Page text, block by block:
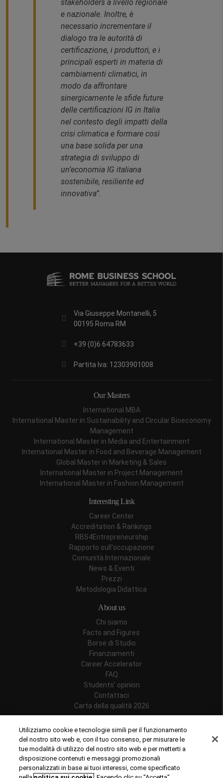
stakeholders a livello regionale
e nazionale. Inoltre, è
necessario incrementare il
dialogo tra le autorità di
certificazione, i produttori, e i
principali esperti in materia di
cambiamenti climatici, in
modo da affrontare
sinergicamente le sfide future
delle certificazioni IG in Italia
nel contesto degli impatti della
crisi climatica e formare così
una base solida per una
strategia di sviluppo di
un’economia IG italiana
sostenibile, resiliente ed
innovativa”.
Via Giuseppe Montanelli, 5
00195 Roma RM
+39 (0)6 64783633
Partita Iva: 12303901008
Our Masters
International MBA
International Master in Sustainability and Circular Bioeconomy
Management
International Master in Media and Entertainment
International Master in Food and Beverage Management
Global Master in Marketing & Sales
International Master in Project Management
International Master in Fashion Management
Interesting Link
Career Center
Accreditation & Rankings
RBS4Entrepreneurship
Rapporto sull'occupazione
Comunità Internazionale
News & Eventi
Prezzi
Metodologia Didattica
About us
Chi siamo
Facts and Figures
Borse di Studio
Finanziamenti
Career Accelerator
FAQ
Students' opinion
Contattaci
Carta della qualità 2026
Riconoscimenti
Utilizziamo cookie e tecnologie simili per il funzionamento
del nostro sito web e, con il tuo consenso, per misurare le
tue modalità di utilizzo del nostro sito web e per metterti a
disposizione contenuti e messaggi promozionali
personalizzati in base ai tuoi interessi, come specificato